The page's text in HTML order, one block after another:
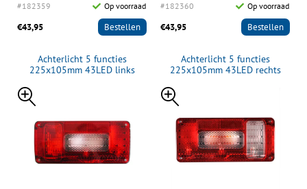
#182359 Op voorraad
€43,95 Bestellen
Achterlicht 5 functies
225x105mm 43LED links
#182360 Op voorraad
€43,95 Bestellen
Achterlicht 5 functies
225x105mm 43LED rechts